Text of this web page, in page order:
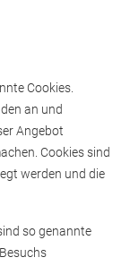
Cookies.
an und
Angebot
Cookies sind
werden und die
so genannte